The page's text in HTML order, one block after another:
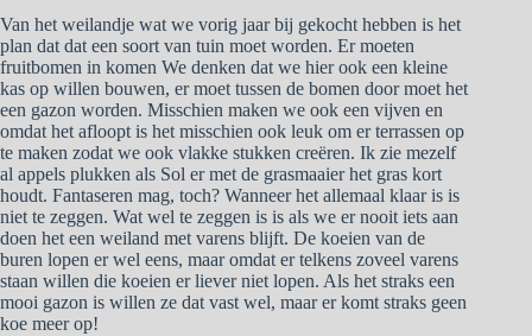
Van het weilandje wat we vorig jaar bij gekocht hebben is het
plan dat dat een soort van tuin moet worden. Er moeten
fruitbomen in komen We denken dat we hier ook een kleine
kas op willen bouwen, er moet tussen de bomen door moet het
een gazon worden. Misschien maken we ook een vijven en
omdat het afloopt is het misschien ook leuk om er terrassen op
te maken zodat we ook vlakke stukken creëren. Ik zie mezelf
al appels plukken als Sol er met de grasmaaier het gras kort
houdt. Fantaseren mag, toch? Wanneer het allemaal klaar is is
niet te zeggen. Wat wel te zeggen is is als we er nooit iets aan
doen het een weiland met varens blijft. De koeien van de
buren lopen er wel eens, maar omdat er telkens zoveel varens
staan willen die koeien er liever niet lopen. Als het straks een
mooi gazon is willen ze dat vast wel, maar er komt straks geen
koe meer op!